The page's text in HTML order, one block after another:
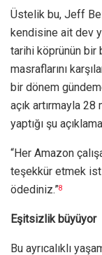
Üstelik bu, Jeff
kendisine ait dev
tarihi köprünün
masraflarını
bir dönem
açık artırmayla 28
yaptığı şu
“Her Amazon
teşekkür etmek
ödediniz.”8
Eşitsizlik büyüyor
Bu ayrıcalıklı